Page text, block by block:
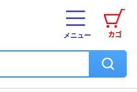
カゴ
メニュー